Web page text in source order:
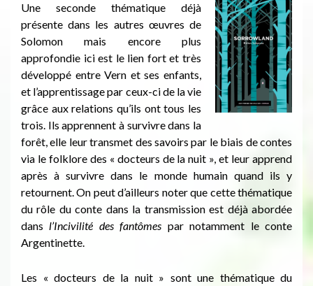
Une seconde thématique déjà
présente dans les autres œuvres de
Solomon mais encore plus
approfondie ici est le lien fort et très
développé entre Vern et ses enfants,
et l’apprentissage par ceux-ci de la vie
grâce aux relations qu’ils ont tous les
trois. Ils apprennent à survivre dans la
forêt, elle leur transmet des savoirs par le biais de contes
via le folklore des « docteurs de la nuit », et leur apprend
après à survivre dans le monde humain quand ils y
retournent. On peut d’ailleurs noter que cette thématique
du rôle du conte dans la transmission est déjà abordée
dansl’Incivilité des fantômes par notamment le conte
Argentinette.
Les « docteurs de la nuit » sont une thématique du